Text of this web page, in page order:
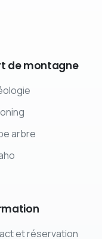
demontagne
arbre
et réservation